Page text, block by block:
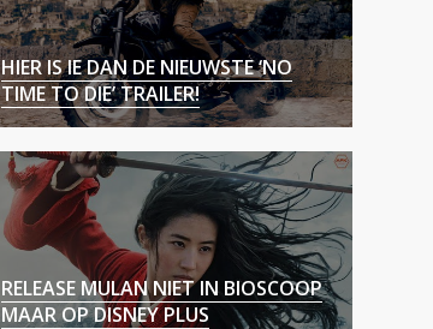
HIER IS IE DAN DE NIEUWSTE ‘NO
TIME TO DIE’ TRAILER!
RELEASE MULAN NIET IN BIOSCOOP
MAAR OP DISNEY PLUS